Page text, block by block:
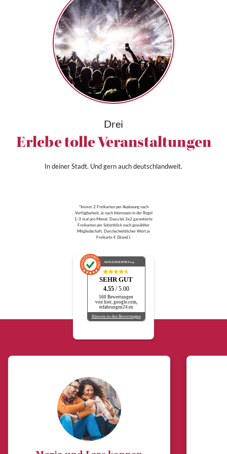
Drei
Erlebe tolle Veranstaltungen
In deiner Stadt. Und gern auch deutschlandweit.
*Immer 2 Freikarten per Auslosung nach
Verfügbarkeit, je nach Interessen in der Regel
1-3 mal pro Monat. Dazu bis 3x2 garantierte
Freikarten per Sofortklick nach gewählter
Mitgliedschaft. Durchschnittlicher Wert je
Freikarte € (Stand ).
AUSGEZEICHNET.org
SEHR GUT
4.55 / 5.00
560 Bewertungen
von hier, google.com,
erfahrungen24.eu
Hinweis zu den Bewertungen